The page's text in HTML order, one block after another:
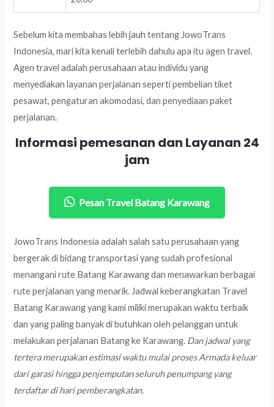
Sebelum kita membahas lebih jauh tentang JowoTrans
Indonesia, mari kita kenali terlebih dahulu apa itu agen travel.
Agen travel adalah perusahaan atau individu yang
menyediakan layanan perjalanan seperti pembelian tiket
pesawat, pengaturan akomodasi, dan penyediaan paket
perjalanan.
Informasi pemesanan dan Layanan 24
jam
Pesan Travel Batang Karawang
JowoTrans Indonesia adalah salah satu perusahaan yang
bergerak di bidang transportasi yang sudah profesional
menangani rute Batang Karawang dan menawarkan berbagai
rute perjalanan yang menarik. Jadwal keberangkatan Travel
Batang Karawang yang kami miliki merupakan waktu terbaik
dan yang paling banyak di butuhkan oleh pelanggan untuk
melakukan perjalanan Batang ke Karawang. Dan jadwal yang
tertera merupakan estimasi waktu mulai proses Armada keluar
dari garasi hingga penjemputan seluruh penumpang yang
terdaftar di hari pemberangkatan.